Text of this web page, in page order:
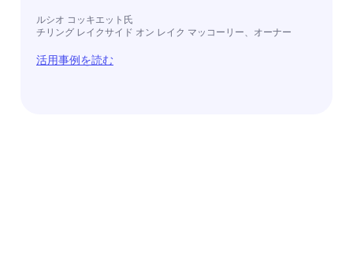
ルシオ コッキエット氏
チリング レイクサイド オン レイク マッコーリー、オーナー
活用事例を読む